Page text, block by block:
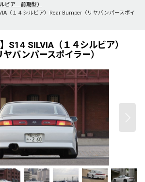
ビア 前期型）
（１４シルビア）Rear Bumper（リヤバンパースポイ
S14 SILVIA（１４シルビア）
バンパースポイラー）